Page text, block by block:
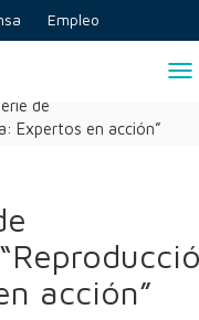
Empleo
de
Expertos en acción”
acción”